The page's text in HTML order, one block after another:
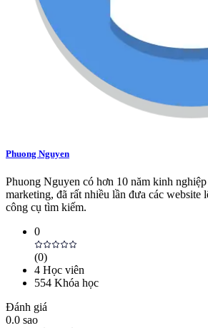
Phuong Nguyen
Phuong Nguyen có hơn 10 năm kinh
marketing, đã rất nhiều lần đưa các website
công cụ tìm kiếm.
0
(0)
4 Học viên
554 Khóa học
Đánh giá
0.0 sao